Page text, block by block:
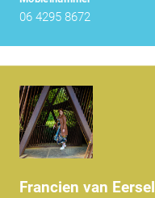
06 4295 8672
Francien van Eersel